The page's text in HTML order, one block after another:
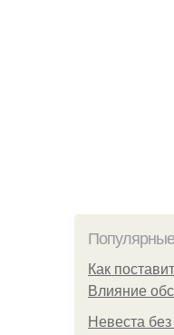
Как
Влияние
Невеста